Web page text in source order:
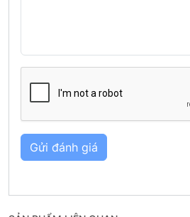
Gửi đánh giá